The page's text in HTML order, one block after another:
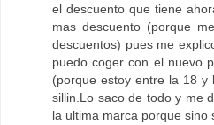
el descuento que tiene
mas descuento (porque
descuentos) pues me
puedo coger con el nuevo
(porque estoy entre la 18 y
sillin.Lo saco de todo y me
la ultima marca porque sino